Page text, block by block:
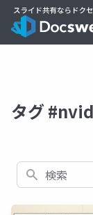
タグ
検索